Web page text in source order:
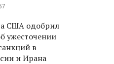
США одобрил
ужесточении
в
и Ирана